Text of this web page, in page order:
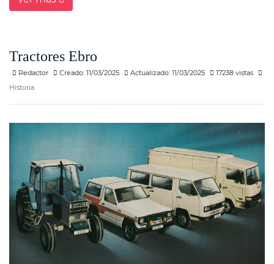
Tractores Ebro
Redactor Creado: 11/03/2025 Actualizado: 11/03/2025
17238 vistas
Historia